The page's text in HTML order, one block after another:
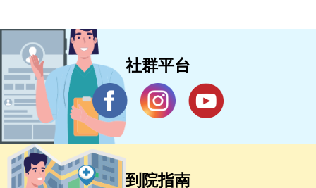
社群平台
到院指南